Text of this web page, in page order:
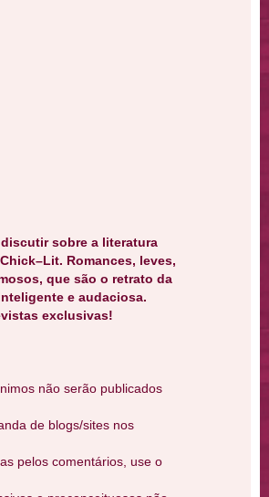
sobre a literatura
Romances, leves,
que são o retrato da
e audaciosa.
exclusivas!
não serão publicados
de blogs/sites nos
pelos comentários, use o